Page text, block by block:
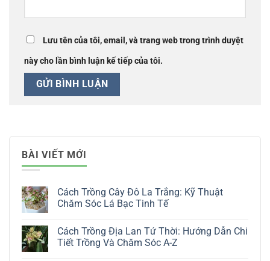
Lưu tên của tôi, email, và trang web trong trình duyệt
này cho lần bình luận kế tiếp của tôi.
BÀI VIẾT MỚI
Cách Trồng Cây Đô La Trắng: Kỹ Thuật
Chăm Sóc Lá Bạc Tinh Tế
bình
luận
Cách Trồng Địa Lan Tứ Thời: Hướng Dẫn Chi
Tiết Trồng Và Chăm Sóc A-Z